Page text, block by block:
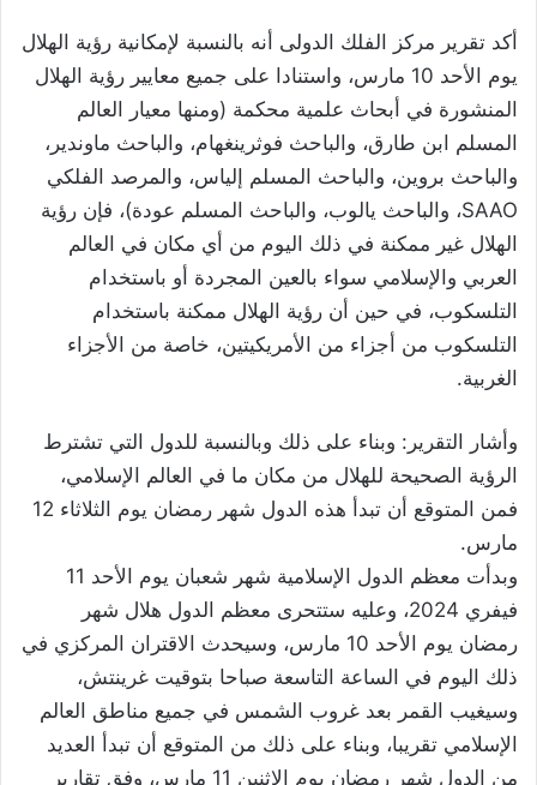
أكد تقرير مركز الفلك الدولى أنه بالنسبة لإمكانية رؤية الهلال
يوم الأحد 10 مارس، واستنادا على جميع معايير رؤية الهلال
المنشورة في أبحاث علمية محكمة (ومنها معيار العالم
المسلم ابن طارق، والباحث فوثرينغهام، والباحث ماوندير،
والباحث بروين، والباحث المسلم إلياس، والمرصد الفلكي
SAAO، والباحث يالوب، والباحث المسلم عودة)، فإن رؤية
الهلال غير ممكنة في ذلك اليوم من أي مكان في العالم
العربي والإسلامي سواء بالعين المجردة أو باستخدام
التلسكوب، في حين أن رؤية الهلال ممكنة باستخدام
التلسكوب من أجزاء من الأمريكيتين، خاصة من الأجزاء
الغربية.
وأشار التقرير: وبناء على ذلك وبالنسبة للدول التي تشترط
الرؤية الصحيحة للهلال من مكان ما في العالم الإسلامي،
فمن المتوقع أن تبدأ هذه الدول شهر رمضان يوم الثلاثاء 12
مارس.
وبدأت معظم الدول الإسلامية شهر شعبان يوم الأحد 11
فيفري 2024، وعليه ستتحرى معظم الدول هلال شهر
رمضان يوم الأحد 10 مارس، وسيحدث الاقتران المركزي في
ذلك اليوم في الساعة التاسعة صباحا بتوقيت غرينتش،
وسيغيب القمر بعد غروب الشمس في جميع مناطق العالم
الإسلامي تقريبا، وبناء على ذلك من المتوقع أن تبدأ العديد
من الدول شهر رمضان يوم الاثنين 11 مارس، وفق تقارير